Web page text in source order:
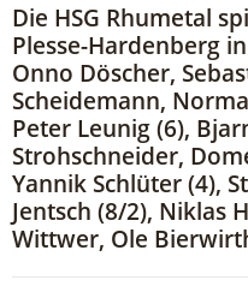
Die HSG Rhumetal
Plesse-Hardenberg
Onno Döscher,
Scheidemann,
Peter Leunig (6),
Strohschneider,
Yannik Schlüter (4),
Jentsch (8/2), Niklas
Wittwer, Ole